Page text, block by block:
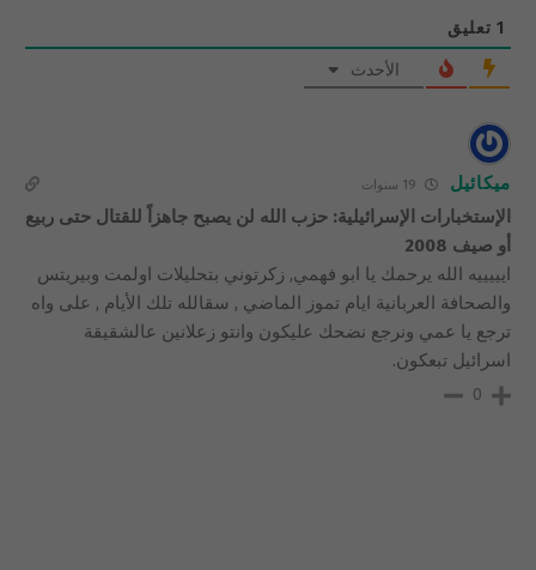
1 تعليق
الأحدث
ميكائيل
الإستخبارات الإسرائيلية: حزب الله لن يصبح جاهزاً للقتال حتى ربيع
أو صيف 2008
ايييييه الله يرحمك يا ابو فهمي, زكرتوني بتحليلات اولمت وبيريتس
والصحافة العربانية ايام تموز الماضي , سقالله تلك الأيام , على واه
ترجع يا عمي ونرجع نضحك عليكون وانتو زعلانين عالشقيقة
اسرائيل تبعكون.
0